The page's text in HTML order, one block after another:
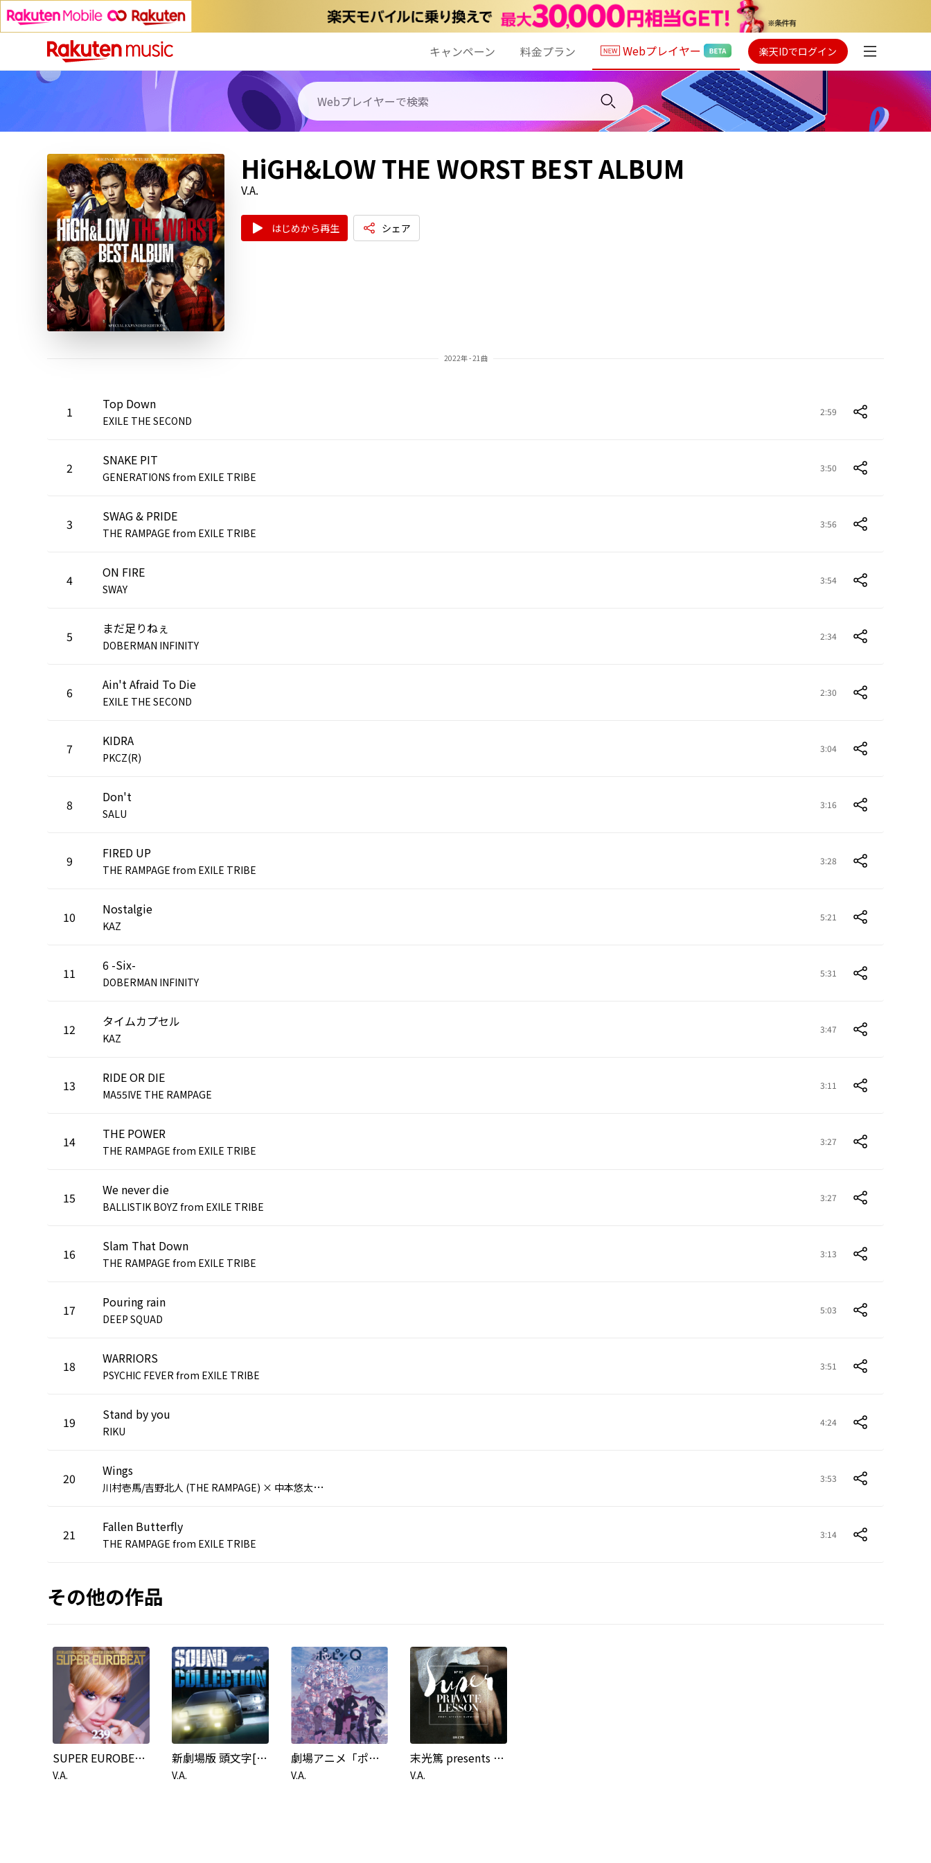
キャンペーン 料金プラン Webプレイヤー 楽天IDでログイン
HiGH&LOW THE WORST BEST ALBUM
V.A.
はじめから再生 シェア
2022年 - 21曲
1 Top Down
EXILE THE SECOND
2:59
2 SNAKE PIT
GENERATIONS from EXILE TRIBE
3:50
3 SWAG & PRIDE
THE RAMPAGE from EXILE TRIBE
3:56
4 ON FIRE
SWAY
3:54
5 まだ足りねぇ
DOBERMAN INFINITY
2:34
6 Ain't Afraid To Die
EXILE THE SECOND
2:30
7 KIDRA
PKCZ(R)
3:04
8 Don't
SALU
3:16
9 FIRED UP
THE RAMPAGE from EXILE TRIBE
3:28
10 Nostalgie
KAZ
5:21
11 6 -Six-
DOBERMAN INFINITY
5:31
12 タイムカプセル
KAZ
3:47
13 RIDE OR DIE
MA55IVE THE RAMPAGE
3:11
14 THE POWER
THE RAMPAGE from EXILE TRIBE
3:27
15 We never die
BALLISTIK BOYZ from EXILE TRIBE
3:27
16 Slam That Down
THE RAMPAGE from EXILE TRIBE
3:13
17 Pouring rain
DEEP SQUAD
5:03
18 WARRIORS
PSYCHIC FEVER from EXILE TRIBE
3:51
19 Stand by you
RIKU
4:24
20
Wings
川
村壱馬/吉野北人 (THE RAMPAGE) × 中本悠太 (NCT 127) × 三山凌輝 (BE:FIRST) from HiGH&LOW THE WORST X
3:53
21 Fallen Butterfly
THE RAMPAGE from EXILE TRIBE
3:14
その他の作品
SUPER EUROBEAT VOL.239
V.A.
新劇場版 頭文字[イニシャル]D Legend3 -夢現- Sound Collection
V.A.
劇場アニメ「ポッピンQ」オリジナルサウンドトラックセレクション
V.A.
末光篤 presents 「Super Private Lesson」 supported by 日本工学院専門学校
V.A.